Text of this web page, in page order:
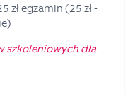
zł egzamin (25 zł -
szkoleniowych dla